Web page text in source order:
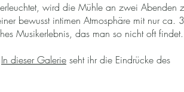
erleuchtet, wird die Mühle an zwei Abenden
bewusst intimen Atmosphäre mit nur ca.
Musikerlebnis, das man so nicht oft findet.
In dieser Galerie seht ihr die Eindrücke des